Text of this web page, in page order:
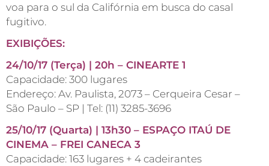
voa para o sul da Califórnia em busca do casal
fugitivo.
EXIBIÇÕES:
24/10/17 (Terça) | 20h – CINEARTE 1
Capacidade: 300 lugares
Endereço: Av. Paulista, 2073 – Cerqueira Cesar –
São Paulo – SP | Tel: (11) 3285-3696
25/10/17 (Quarta) | 13h30 – ESPAÇO ITAÚ DE
CINEMA – FREI CANECA 3
Capacidade: 163 lugares + 4 cadeirantes